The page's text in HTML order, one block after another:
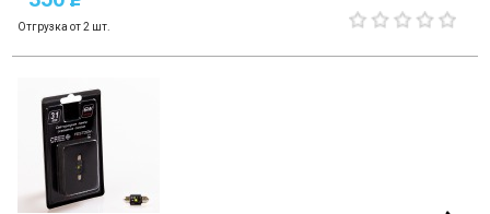
Отгрузка от 2 шт.